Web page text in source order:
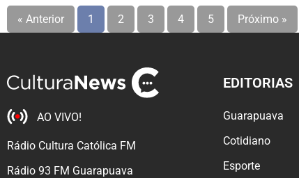
« Anterior
1 2 3 4 5 Próximo »
AO VIVO!
Rádio Cultura Católica FM
Rádio 93 FM Guarapuava
EDITORIAS
Guarapuava
Cotidiano
Esporte